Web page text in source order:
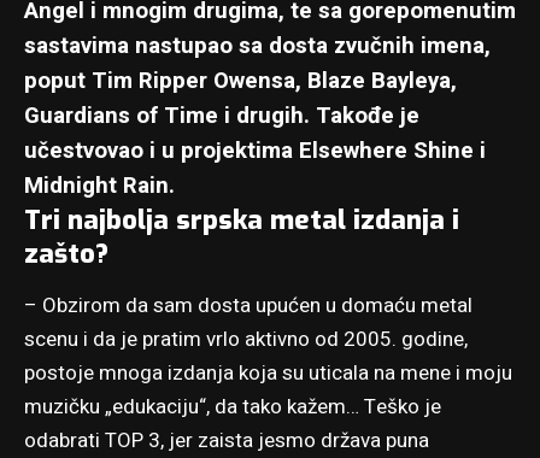
Angel i mnogim drugima, te sa gorepomenutim
sastavima nastupao sa dosta zvučnih imena,
poput Tim Ripper Owensa, Blaze Bayleya,
Guardians of Time i drugih. Takođe je
učestvovao i u projektima Elsewhere Shine i
Midnight Rain.
Tri najbolja srpska metal izdanja i
zašto?
– Obzirom da sam dosta upućen u domaću metal
scenu i da je pratim vrlo aktivno od 2005. godine,
postoje mnoga izdanja koja su uticala na mene i moju
muzičku „edukaciju“, da tako kažem… Teško je
odabrati TOP 3, jer zaista jesmo država puna